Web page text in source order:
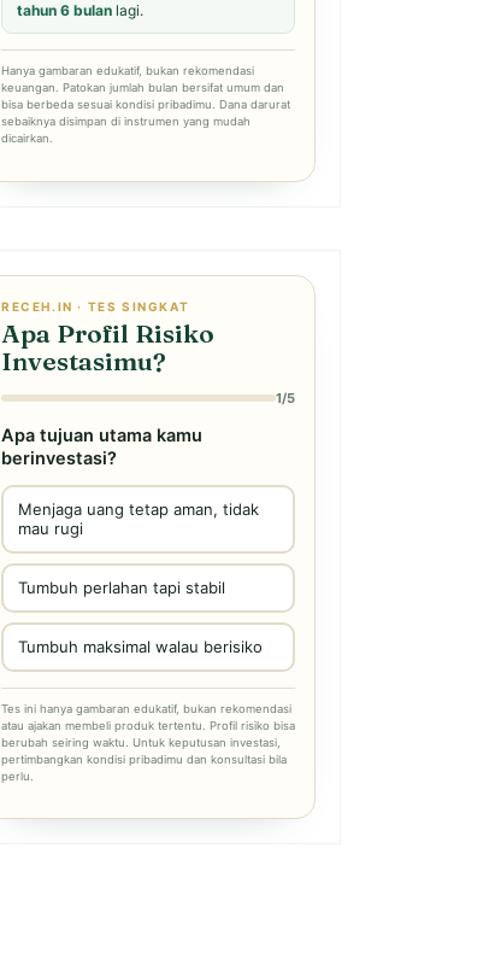
tahun 6 bulan lagi.
Hanya gambaran edukatif, bukan rekomendasi
keuangan. Patokan jumlah bulan bersifat umum dan
bisa berbeda sesuai kondisi pribadimu. Dana darurat
sebaiknya disimpan di instrumen yang mudah
dicairkan.
RECEH.IN · TES SINGKAT
Apa Profil Risiko
Investasimu?
1/5
Apa tujuan utama kamu
berinvestasi?
Menjaga uang tetap aman, tidak
mau rugi
Tumbuh perlahan tapi stabil
Tumbuh maksimal walau berisiko
Tes ini hanya gambaran edukatif, bukan rekomendasi
atau ajakan membeli produk tertentu. Profil risiko bisa
berubah seiring waktu. Untuk keputusan investasi,
pertimbangkan kondisi pribadimu dan konsultasi bila
perlu.